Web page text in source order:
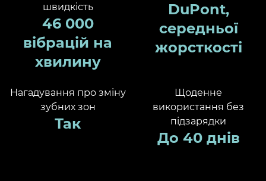
швидкість
46 000
вібрацій на
хвилину
DuPont,
середньої
жорсткості
Нагадування про зміну
зубних зон
Так
Щоденне
використання без
підзарядки
До 40 днів